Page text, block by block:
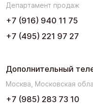
Департамент продаж
+7 (916) 940 11 75
+7 (495) 221 97 27
Дополнительный
Москва, Московская
+7 (985) 283 73 10